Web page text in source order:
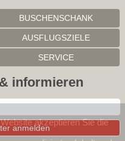
BUSCHENSCHANK
AUSFLUGSZIELE
SERVICE
informieren
anmelden
akzeptieren Sie die